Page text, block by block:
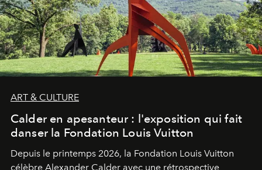
ART & CULTURE
Calder en apesanteur : l'exposition qui fait
danser la Fondation Louis Vuitton
Depuis le printemps 2026, la Fondation Louis Vuitton
célèbre Alexander Calder avec une rétrospective